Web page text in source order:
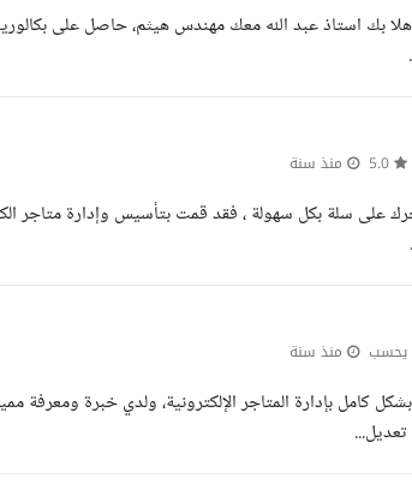
منذ سنة
على سلة بكل سهولة ، فقد قمت بتأسيس وإدارة متاجر
يحسب منذ سنة
كامل بإدارة المتاجر الإلكترونية، ولدي خبرة ومعرفة